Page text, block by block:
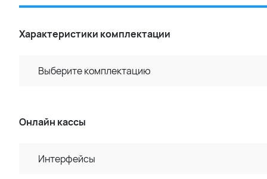
Характеристики комплектации
Выберите комплектацию
Онлайн кассы
Интерфейсы